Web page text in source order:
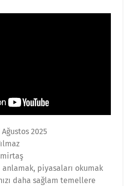
2025
piyasaları okumak
daha sağlam temellere